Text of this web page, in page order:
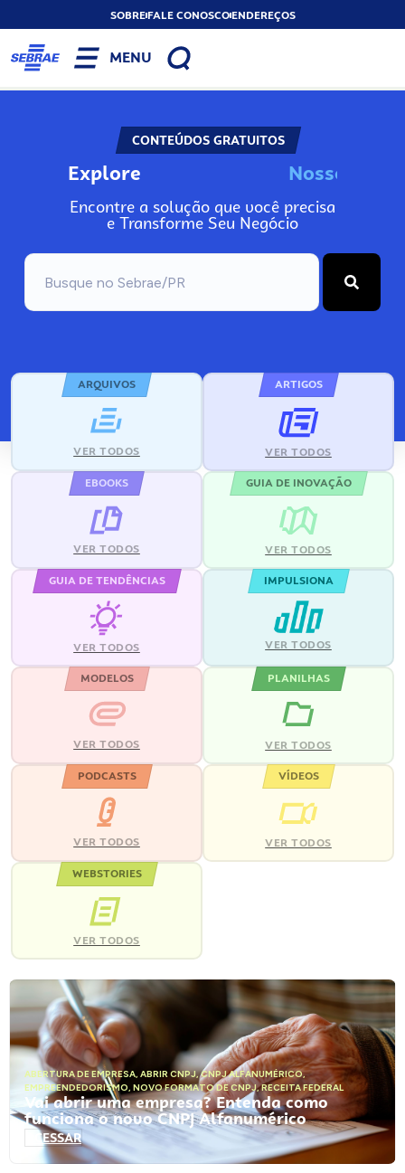
SOBREFALE CONOSCOENDEREÇOS
MENU
CONTEÚDOS GRATUITOS
Explore Nosso
Encontre a solução que você precisa
e Transforme Seu Negócio
ARQUIVOS
VER TODOS
ARTIGOS
VER TODOS
EBOOKS
VER TODOS
GUIA DE INOVAÇÃO
VER TODOS
GUIA DE TENDÊNCIAS
VER TODOS
IMPULSIONA
VER TODOS
MODELOS
VER TODOS
PLANILHAS
VER TODOS
PODCASTS
VER TODOS
VÍDEOS
VER TODOS
WEBSTORIES
VER TODOS
ABERTURA DE EMPRESA, ABRIR CNPJ,CNPJ ALFANUMÉRICO,
EMPREENDEDORISMO, NOVO FORMATO DE CNPJ,RECEITA FEDERAL
Vai abrir uma empresa? Entenda como
funciona o novo CNPJ Alfanumérico
ACESSAR